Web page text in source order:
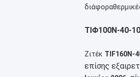
διάφορα
ΤΙΦ100N-40-
Ζιτέκ TIF160N-
επίσης